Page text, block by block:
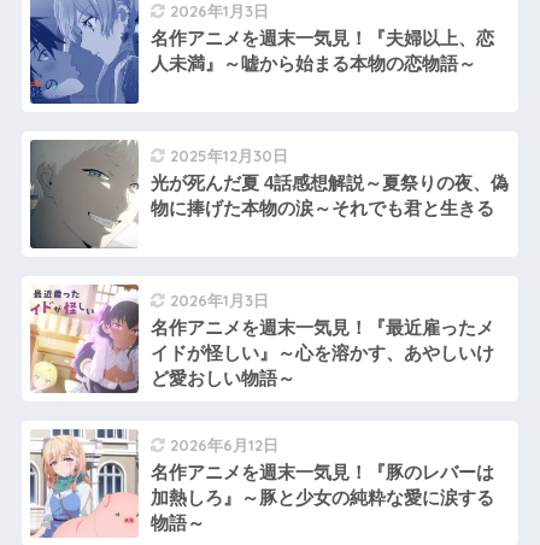
2026年1月3日
名作アニメを週末一気見！『夫婦以上、恋
人未満』～嘘から始まる本物の恋物語～
2025年12月30日
光が死んだ夏 4話感想解説～夏祭りの夜、偽
物に捧げた本物の涙～それでも君と生きる
2026年1月3日
名作アニメを週末一気見！『最近雇ったメ
イドが怪しい』～心を溶かす、あやしいけ
ど愛おしい物語～
2026年6月12日
名作アニメを週末一気見！『豚のレバーは
加熱しろ』～豚と少女の純粋な愛に涙する
物語～